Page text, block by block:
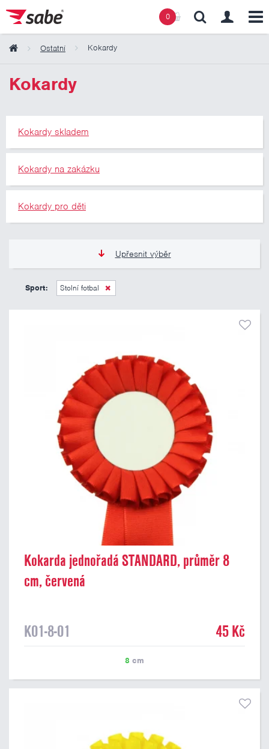
0
Ostatní Kokardy
Kokardy
Kokardy skladem
Kokardy na zakázku
Kokardy pro děti
Upřesnit výběr
45 Kč
Sport: Stolní fotbal
Kokarda jednořadá STANDARD, průměr 8
cm, červená
K01-8-01 45 Kč
8 cm
Obsah košíku